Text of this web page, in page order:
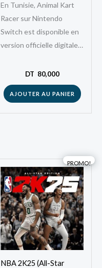
En Tunisie, Animal Kart
Racer sur Nintendo
Switch est disponible en
version officielle digitale.
séduit les joueurs
tunisiens grâce à…
DT 80,000
AJOUTER AU PANIER
PROMO!
NBA 2K25 (All-Star
prix
initial
était :
DT
120,000.
Le
prix
actuel
est :
DT